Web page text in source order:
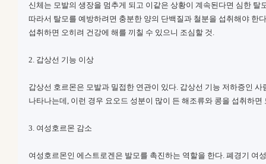
신체는 모발의 생장을 멈추게 되고 이같은 상황이 계속된다면 심한 탈
따라서 탈모를 예방하려면 충분한 양의 단백질과 철분을 섭취해야 한
섭취하면 오히려 건강에 해를 끼칠 수 있으니 조심할 것.
2. 갑상선 기능 이상
갑상선 호르몬은 모발과 밀접한 연관이 있다. 갑상선 기능 저하증인 사
나타나는데, 이런 경우 요오드 성분이 많이 든 해조류와 콩을 섭취하면
3. 여성호르몬 감소
여성호르몬인 에스트로겐은 발모를 촉진하는 역할을 한다. 폐경기 여